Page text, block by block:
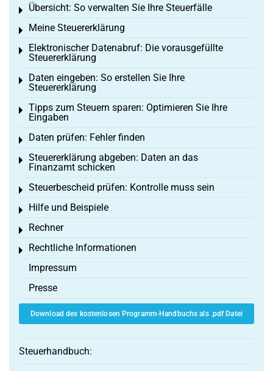
Übersicht: So verwalten Sie Ihre Steuerfälle
Toggle menu
Meine Steuererklärung
Toggle menu
Elektronischer Datenabruf: Die vorausgefüllte
Steuererklärung
Toggle menu
Daten eingeben: So erstellen Sie Ihre
Steuererklärung
Toggle menu
Tipps zum Steuern sparen: Optimieren Sie Ihre
Eingaben
Toggle menu
Daten prüfen: Fehler finden
Toggle menu
Steuererklärung abgeben: Daten an das
Finanzamt schicken
Toggle menu
Steuerbescheid prüfen: Kontrolle muss sein
Toggle menu
Hilfe und Beispiele
Toggle menu
Rechner
Toggle menu
Rechtliche Informationen
Toggle menu
Impressum
Presse
Download des kostenlosen Programm-Handbuchs als .pdf Datei
Steuerhandbuch: